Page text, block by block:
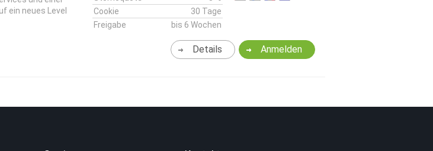
ein neues Level
Cookie
30 Tage
Freigabe
bis 6 Wochen
Anmelden
Details